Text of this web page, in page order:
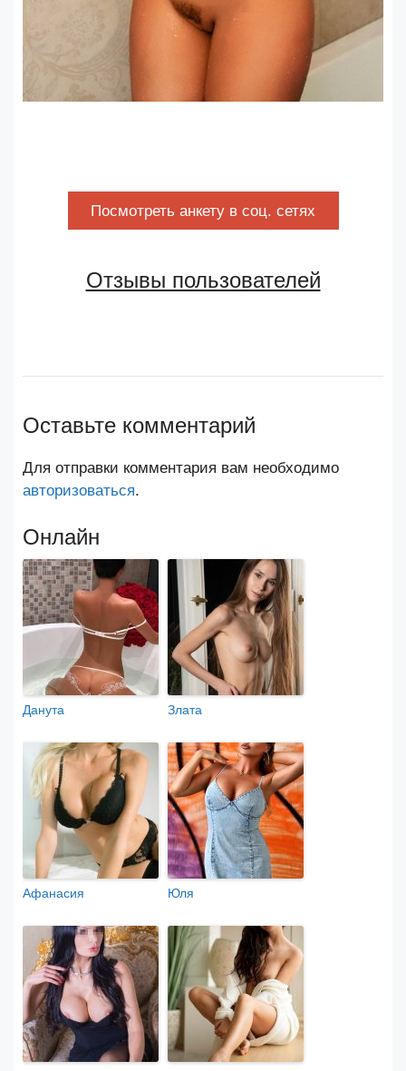
Посмотреть анкету в соц. сетях
Отзывы пользователей
Оставьте комментарий
Для отправки комментария вам необходимо
авторизоваться.
Онлайн
Данута Злата
Афанасия Юля